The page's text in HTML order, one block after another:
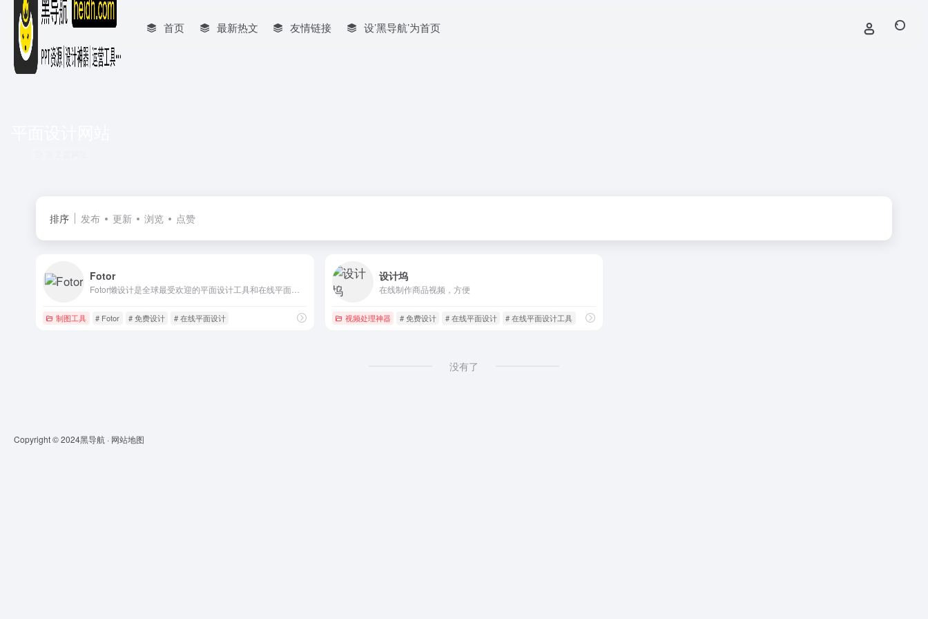
首页 最新热文 友情链接 设’黑导航’为首页
排序 发布 更新 浏览 点赞
Fotor
制图工具 # Fotor # 免费设计 # 在线平面设计
设计坞
在线制作商品视频，方便
视频处理神器 # 免费设计 # 在线平面设计 # 在线平面设计工具
没有了
Copyright © 2024黑导航 · 网站地图